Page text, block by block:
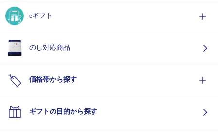
eギフト
のし対応商品
価格帯から探す
ギフトの目的から探す